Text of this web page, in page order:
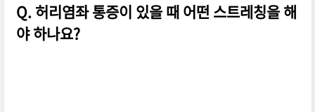
Q. 허리염좌 통증이 있을 때 어떤 스트레칭을 해
야 하나요?